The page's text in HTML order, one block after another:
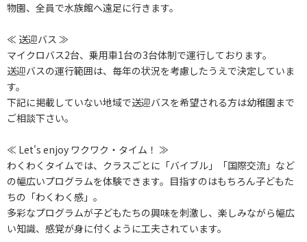
物園、全員で水族館へ遠足に行きます。
≪ 送迎バス ≫
マイクロバス2台、乗用車1台の3台体制で運行しております。
送迎バスの運行範囲は、毎年の状況を考慮したうえで決定していま
す。
下記に掲載していない地域で送迎バスを希望される方は幼稚園まで
ご相談下さい。
≪ Let's enjoy ワクワク・タイム！ ≫
わくわくタイムでは、クラスごとに「バイブル」「国際交流」など
の幅広いプログラムを体験できます。目指すのはもちろん子どもた
ちの「わくわく感」。
多彩なプログラムが子どもたちの興味を刺激し、楽しみながら幅広
い知識、感覚が身に付くように工夫されています。